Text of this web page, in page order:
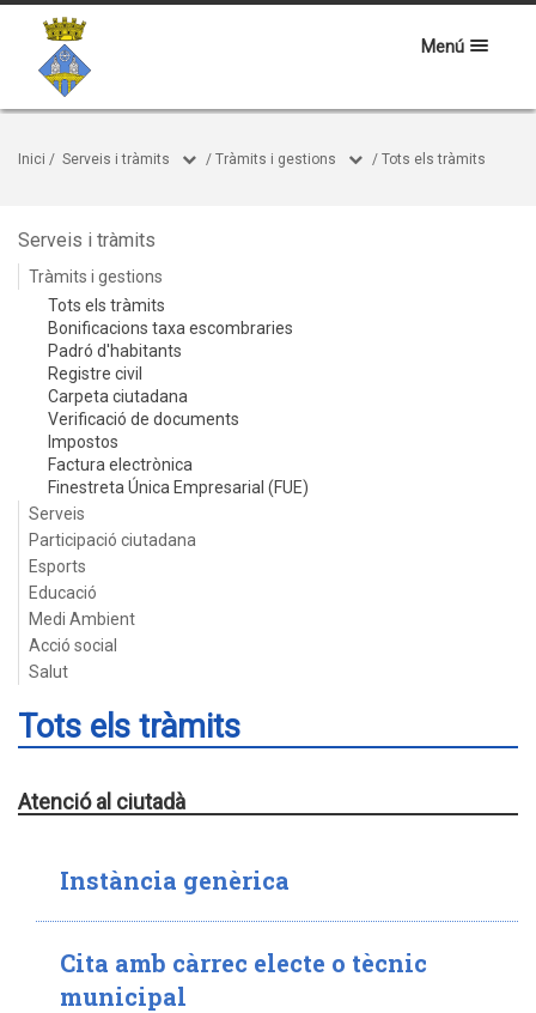
Menú
Inici / Serveis i tràmits / Tràmits i gestions / Tots els tràmits
Serveis i tràmits
Tràmits i gestions
Tots els tràmits
Bonificacions taxa escombraries
Padró d'habitants
Registre civil
Carpeta ciutadana
Verificació de documents
Impostos
Factura electrònica
Finestreta Única Empresarial (FUE)
Serveis
Participació ciutadana
Esports
Educació
Medi Ambient
Acció social
Salut
Tots els tràmits
Atenció al ciutadà
Instància genèrica
Cita amb càrrec electe o tècnic
municipal